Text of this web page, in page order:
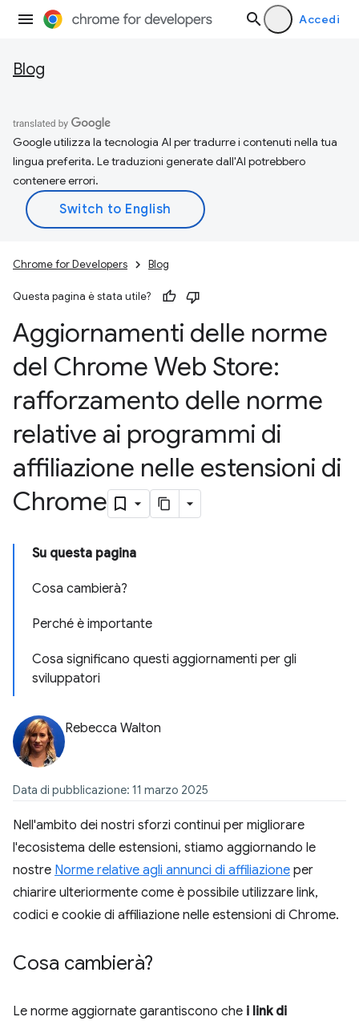
Accedi
Blog
Google utilizza la tecnologia AI per tradurre i contenuti nella tua
lingua preferita. Le traduzioni generate dall'AI potrebbero
contenere errori.
Chrome for Developers Blog
Questa pagina è stata utile?
Aggiornamenti delle norme
del Chrome Web Store:
rafforzamento delle norme
relative ai programmi di
affiliazione nelle estensioni di
Chrome
Su questa pagina
Cosa cambierà?
Perché è importante
Cosa significano questi aggiornamenti per gli
sviluppatori
Rebecca Walton
Data di pubblicazione: 11 marzo 2025
Nell'ambito dei nostri sforzi continui per migliorare
l'ecosistema delle estensioni, stiamo aggiornando le
nostre Norme relative agli annunci di affiliazione per
chiarire ulteriormente come è possibile utilizzare link,
codici e cookie di affiliazione nelle estensioni di Chrome.
Cosa cambierà?
Le norme aggiornate garantiscono che i link di